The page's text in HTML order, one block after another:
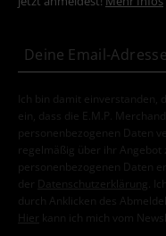
Ich bin damit
ein, dass die E.M.P.
personenbezogenen Daten
regelmäßig über ihr
personenbezogenen Daten
der
Datenschutzerklärung
.
durch Anklicken des
Hier kann ich mich vom